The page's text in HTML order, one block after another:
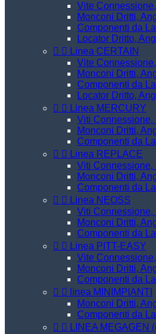
Vite
Monconi Dritti,
Componenti da
Locator Dritto,
  Linea CERTAIN
Vite
Monconi Dritti,
Componenti da
Locator Dritto,
  Linea MERCURY
Viti Connessione,
Monconi Dritti,
Componenti da
  Linea REPLACE
Viti Connessione,
Monconi Dritti,
Componenti da
  Linea NEOSS
Viti Connessione,
Monconi Dritti,
Componenti da
  Linea PITT-EASY
Vite
Monconi Dritti,
Componenti da
 
linea MINIMPIANTI
Monconi Dritti,
Componenti da
  LINEA MEGAGEN